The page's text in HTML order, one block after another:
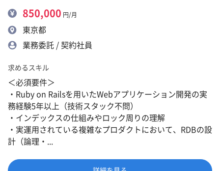
850,000 円/月
東京都
業務委託 / 契約社員
求めるスキル
＜必須要件＞
・Ruby on Railsを用いたWebアプリケーション開発の実
務経験5年以上（技術スタック不問）
・インデックスの仕組みやロック周りの理解
・実運用されている複雑なプロダクトにおいて、RDBの設
計（論理・...